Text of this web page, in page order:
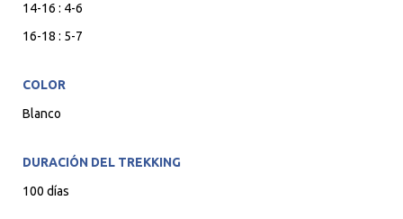
14-16 : 4-6
16-18 : 5-7
COLOR
Blanco
DURACIÓN DEL TREKKING
100 días